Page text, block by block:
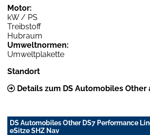
Motor:
kW / PS
Treibstoff
Hubraum
Umweltnormen:
Umweltplakette
Standort
Details zum DS Automobiles Other
DS Automobiles Other DS7 Performance
eSitze SHZ Nav